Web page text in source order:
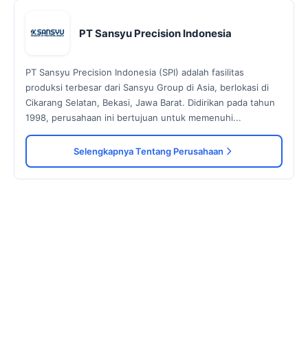
PT Sansyu Precision Indonesia
PT Sansyu Precision Indonesia (SPI) adalah fasilitas
produksi terbesar dari Sansyu Group di Asia, berlokasi di
Cikarang Selatan, Bekasi, Jawa Barat. Didirikan pada tahun
1998, perusahaan ini bertujuan untuk memenuhi...
Selengkapnya Tentang Perusahaan